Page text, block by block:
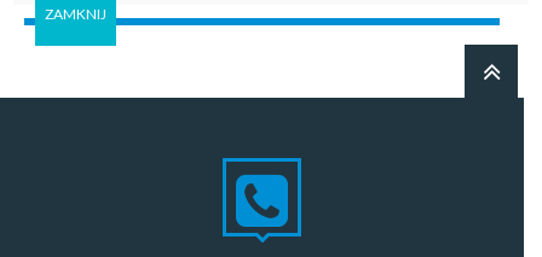
ZAMKNIJ